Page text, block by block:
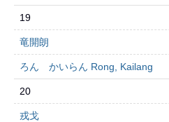
19
竜開朗
ろん かいらん Rong, Kailang
20
戎戈